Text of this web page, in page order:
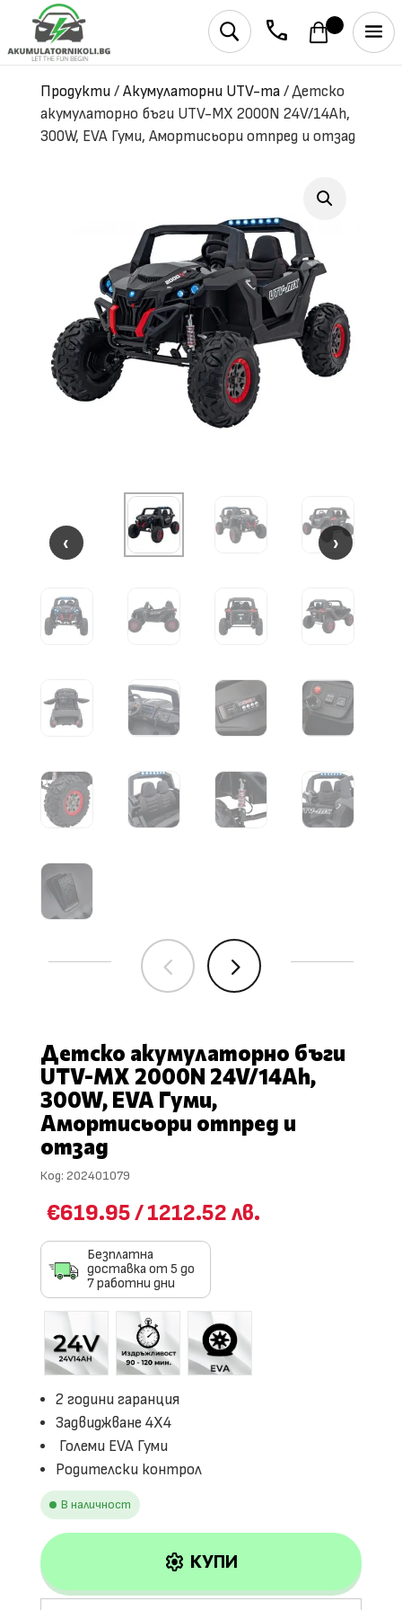
phone
U
Продукти/ Акумулаторни UTV-та/Детско
акумулаторно бъги UTV-MX 2000N 24V/14Ah,
300W, EVA Гуми, Амортисьори отпред и отзад
‹ ›
‹ ›
4 5
Детско акумулаторно бъги
UTV-MX 2000N 24V/14Ah,
300W, EVA Гуми,
Амортисьори отпред и
отзад
Код: 202401079
€619.95/1212.52 лв.
Безплатна
доставка от 5 до
7 работни дни
2 години гаранция
Задвиджване 4X4
Големи EVA Гуми
Родителски контрол
В наличност
settings КУПИ